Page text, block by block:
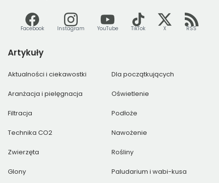
Facebook Instagram YouTube TikTok X RSS
Artykuły
Aktualności i ciekawostki Dla początkujących
Aranżacja i pielęgnacja Oświetlenie
Filtracja Podłoże
Technika CO2 Nawożenie
Zwierzęta Rośliny
Glony Paludarium i wabi-kusa